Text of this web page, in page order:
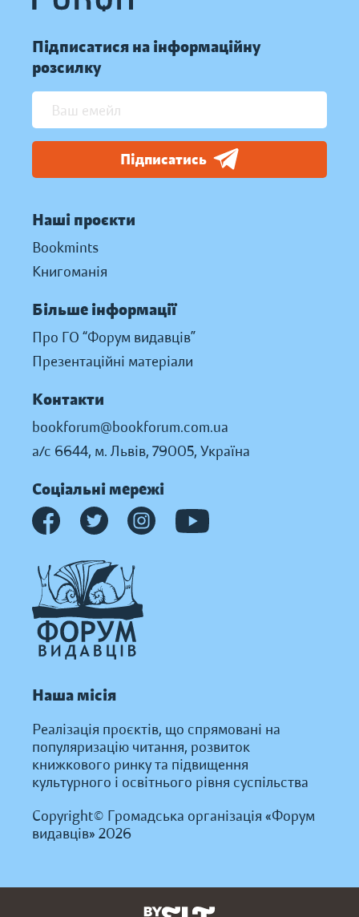
Підписатися на інформаційну
розсилку
Підписатись
Наші проєкти
Bookmints
Книгоманія
Більше інформації
Про ГО “Форум видавців”
Презентаційні матеріали
Контакти
bookforum@bookforum.com.ua
а/с 6644, м. Львів, 79005, Україна
Соціальні мережі
Наша місія
Реалізація проєктів, що спрямовані на
популяризацію читання, розвиток
книжкового ринку та підвищення
культурного і освітнього рівня суспільства
Copyright© Громадська організація «Форум
видавців» 2026